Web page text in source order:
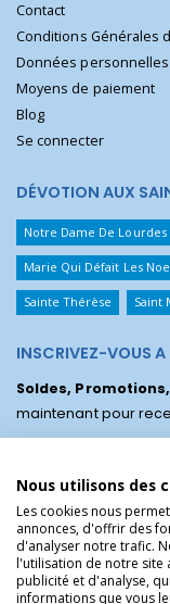
Contact
Conditions Générales
Données personnelles
Moyens de paiement
Blog
Se connecter
DÉVOTION AUX
Notre Dame De Lourdes
Marie Qui Défait Les
Sainte Thérèse Saint
INSCRIVEZ-VOUS A
Soldes,
maintenant pour
Nous utilisons des
Les cookies nous
annonces, d'offrir des
d'analyser notre trafic.
l'utilisation de notre site
publicité et d'analyse,
informations que vous